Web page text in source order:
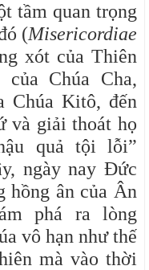
tầm quan trọng
(Misericordiae
xót của Thiên
của Chúa Cha,
Chúa Kitô, đến
và giải thoát họ
quả tội lỗi”
ngày nay Đức
hồng ân của Ân
phá ra lòng
vô hạn như thế
mà vào thời